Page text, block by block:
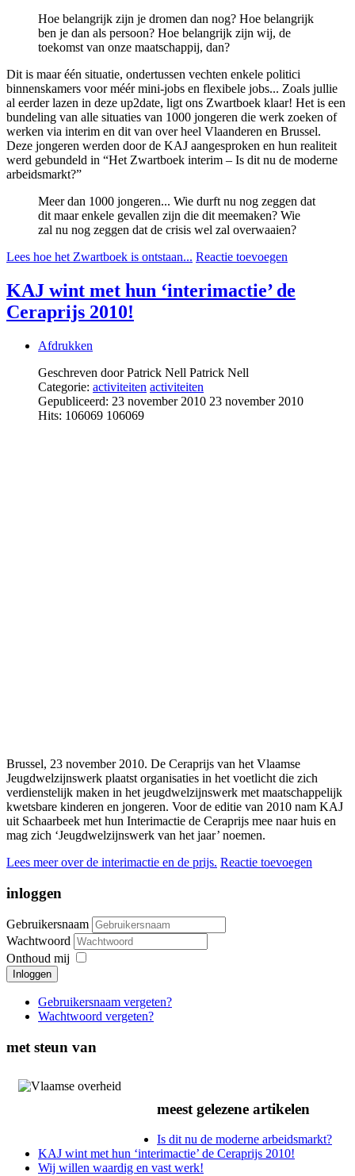
Hoe belangrijk zijn je dromen dan nog? Hoe belangrijk
ben je dan als persoon? Hoe belangrijk zijn wij, de
toekomst van onze maatschappij, dan?
Dit is maar één situatie, ondertussen vechten enkele politici
binnenskamers voor méér mini-jobs en flexibele jobs... Zoals jullie
al eerder lazen in deze up2date, ligt ons Zwartboek klaar! Het is een
bundeling van alle situaties van 1000 jongeren die werk zoeken of
werken via interim en dit van over heel Vlaanderen en Brussel.
Deze jongeren werden door de KAJ aangesproken en hun realiteit
werd gebundeld in “Het Zwartboek interim – Is dit nu de moderne
arbeidsmarkt?”
Meer dan 1000 jongeren... Wie durft nu nog zeggen dat
dit maar enkele gevallen zijn die dit meemaken? Wie
zal nu nog zeggen dat de crisis wel zal overwaaien?
Lees hoe het Zwartboek is ontstaan... Reactie toevoegen
KAJ wint met hun ‘interimactie’ de
Ceraprijs 2010!
Afdrukken
Geschreven door Patrick Nell Patrick Nell
Categorie: activiteiten activiteiten
Gepubliceerd: 23 november 2010 23 november 2010
Hits: 106069 106069
Brussel, 23 november 2010. De Ceraprijs van het Vlaamse
Jeugdwelzijnswerk plaatst organisaties in het voetlicht die zich
verdienstelijk maken in het jeugdwelzijnswerk met maatschappelijk
kwetsbare kinderen en jongeren. Voor de editie van 2010 nam KAJ
uit Schaarbeek met hun Interimactie de Ceraprijs mee naar huis en
mag zich ‘Jeugdwelzijnswerk van het jaar’ noemen.
Lees meer over de interimactie en de prijs. Reactie toevoegen
inloggen
Gebruikersnaam
Wachtwoord
Onthoud mij
Inloggen
Gebruikersnaam vergeten?
Wachtwoord vergeten?
met steun van
meest gelezene artikelen
Is dit nu de moderne arbeidsmarkt?
KAJ wint met hun ‘interimactie’ de Ceraprijs 2010!
Wij willen waardig en vast werk!